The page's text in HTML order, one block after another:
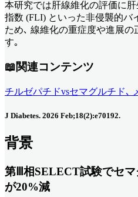
本研究では肝線維化の評価に
指数 (FLI) といった非侵襲的バ
ため､ 線維化の重症度や進展の
す｡
📖関連コンテンツ
チルゼパチドvsセマグルチド､
J Diabetes. 2026 Feb;18(2):e70192.
背景
第Ⅲ相SELECT試験でセ
が20%減